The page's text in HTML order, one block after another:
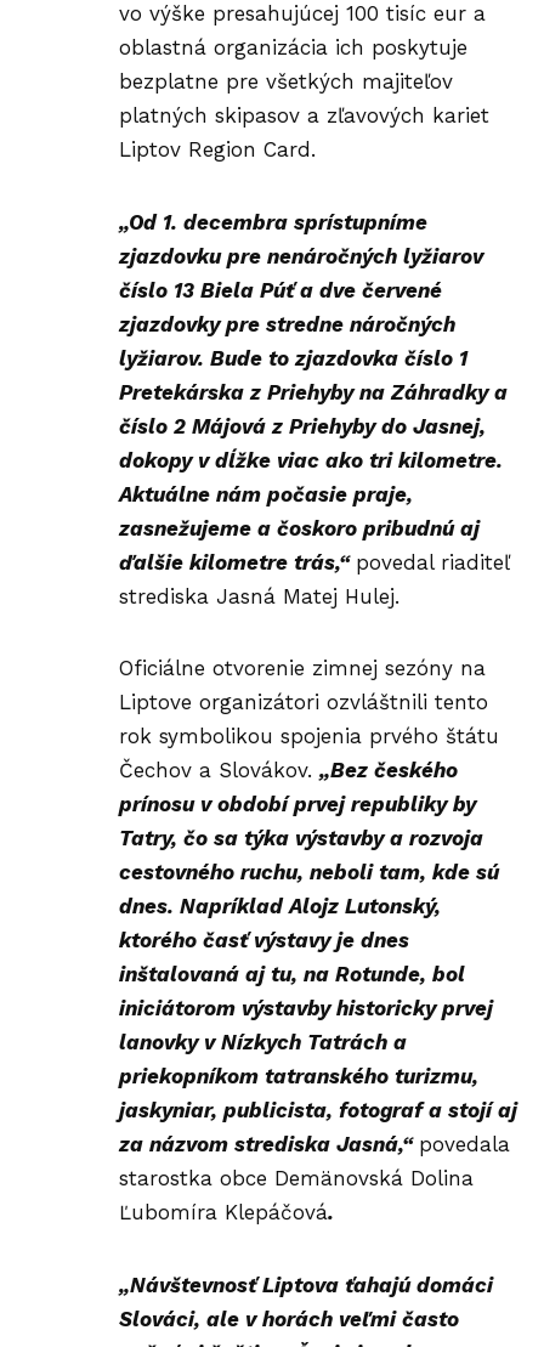
vo výške presahujúcej 100 tisíc eur a
oblastná organizácia ich poskytuje
bezplatne pre všetkých majiteľov
platných skipasov a zľavových kariet
Liptov Region Card.
„Od 1. decembra sprístupníme
zjazdovku pre nenáročných lyžiarov
číslo 13 Biela Púť a dve červené
zjazdovky pre stredne náročných
lyžiarov. Bude to zjazdovka číslo 1
Pretekárska z Priehyby na Záhradky a
číslo 2 Májová z Priehyby do Jasnej,
dokopy v dĺžke viac ako tri kilometre.
Aktuálne nám počasie praje,
zasnežujeme a čoskoro pribudnú aj
ďalšie kilometre trás,“ povedal riaditeľ
strediska Jasná Matej Hulej.
Oficiálne otvorenie zimnej sezóny na
Liptove organizátori ozvláštnili tento
rok symbolikou spojenia prvého štátu
Čechov a Slovákov. „Bez českého
prínosu v období prvej republiky by
Tatry, čo sa týka výstavby a rozvoja
cestovného ruchu, neboli tam, kde sú
dnes. Napríklad Alojz Lutonský,
ktorého časť výstavy je dnes
inštalovaná aj tu, na Rotunde, bol
iniciátorom výstavby historicky prvej
lanovky v Nízkych Tatrách a
priekopníkom tatranského turizmu,
jaskyniar, publicista, fotograf a stojí aj
za názvom strediska Jasná,“ povedala
starostka obce Demänovská Dolina
Ľubomíra Klepáčová.
„Návštevnosť Liptova ťahajú domáci
Slováci, ale v horách veľmi často